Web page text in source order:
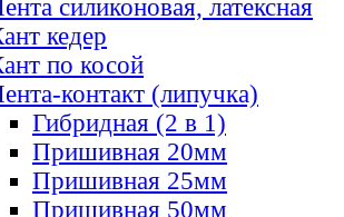
силиконовая, латексная
кедер
по косой
контакт (липучка)
Гибридная (2 в 1)
Пришивная 20мм
Пришивная 25мм
Пришивная 50мм